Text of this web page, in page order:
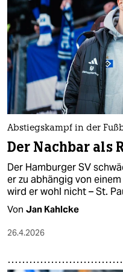
epaper login
Abstiegskampf in der
Der Nachbar als
Der Hamburger SV
er zu abhängig von
wird er wohl nicht – St.
Von Jan Kahlcke
26.4.2026